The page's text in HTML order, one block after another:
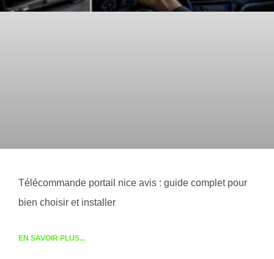
Télécommande portail nice avis : guide complet pour
bien choisir et installer
EN SAVOIR PLUS...